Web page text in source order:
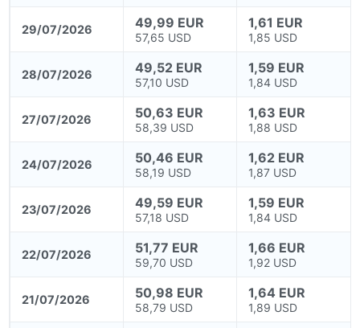
29/07/2026 49,99 EUR
57,65 USD
1,61 EUR
1,85 USD
28/07/2026 49,52 EUR
57,10 USD
1,59 EUR
1,84 USD
27/07/2026 50,63 EUR
58,39 USD
1,63 EUR
1,88 USD
24/07/2026 50,46 EUR
58,19 USD
1,62 EUR
1,87 USD
23/07/2026 49,59 EUR
57,18 USD
1,59 EUR
1,84 USD
22/07/2026 51,77 EUR
59,70 USD
1,66 EUR
1,92 USD
21/07/2026 50,98 EUR
58,79 USD
1,64 EUR
1,89 USD